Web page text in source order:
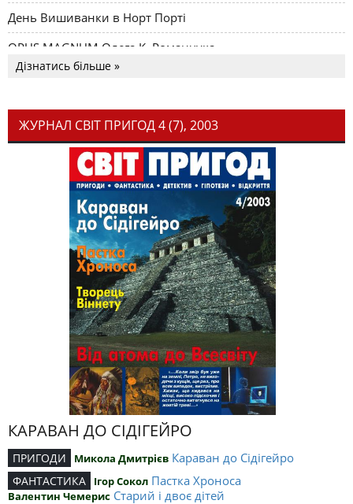
День Вишиванки в Норт Порті
OPUS MAGNUM Олега К. Романчука
Дізнатись більше »
ЖУРНАЛ СВІТ ПРИГОД 4 (7), 2003
КАРАВАН ДО СІДІГЕЙРО
ПРИГОДИ Микола Дмитрієв Караван до Сідігейро
ФАНТАСТИКА Ігор Сокол Пастка Хроноса
Валентин Чемерис Старий і двоє дітей